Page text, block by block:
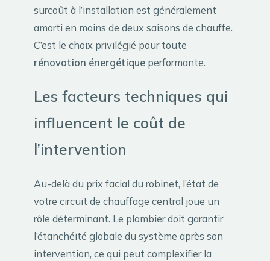
surcoût à l’installation est généralement
amorti en moins de deux saisons de chauffe.
C’est le choix privilégié pour toute
rénovation énergétique performante.
Les facteurs techniques qui
influencent le coût de
l’intervention
Au-delà du prix facial du robinet, l’état de
votre circuit de chauffage central joue un
rôle déterminant. Le plombier doit garantir
l’étanchéité globale du système après son
intervention, ce qui peut complexifier la